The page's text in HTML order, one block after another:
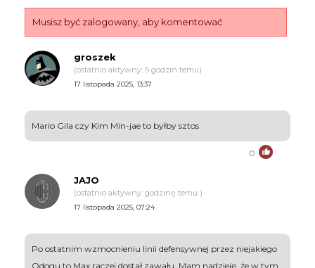
Musisz być zalogowany, aby komentować
groszek
(ostatnio aktywny: 5 godzin temu)
17 listopada 2025, 13:37
Mario Gila czy Kim Min-jae to byłby sztos
0
JAJO
(ostatnio aktywny: godzinę temu )
17 listopada 2025, 07:24
Po ostatnim wzmocnieniu linii defensywnej przez niejakiego
Odogu to Max raczej dostał zawału. Mam nadzieję, że w tym